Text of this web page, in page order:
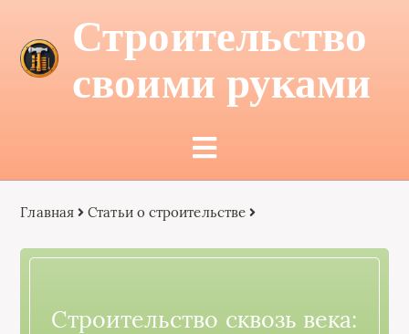
Строительство
своими руками
Главная Статьи о строительстве
Строительство сквозь века: